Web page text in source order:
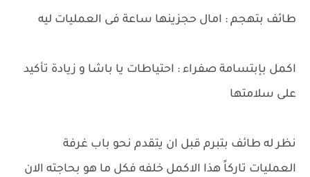
طائف بتهجم : امال حجزينها ساعة فى العمليات ليه
اكمل بإبتسامة صفراء : احتياطات يا باشا و زيادة تأكيد
على سلامتها
نظر له طائف بتبرم قبل ان يتقدم نحو باب غرفة
العمليات تاركاً هذا الاكمل خلفه فكل ما هو بحاجته الان